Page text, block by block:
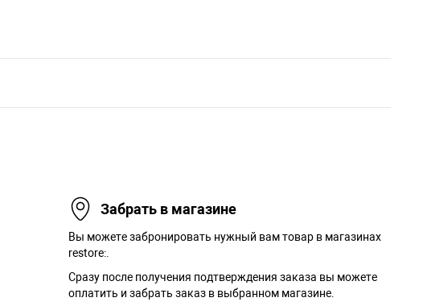
Забрать в магазине
Вы можете забронировать нужный вам товар в магазинах
restore:.
Сразу после получения подтверждения заказа вы можете
оплатить и забрать заказ в выбранном магазине.